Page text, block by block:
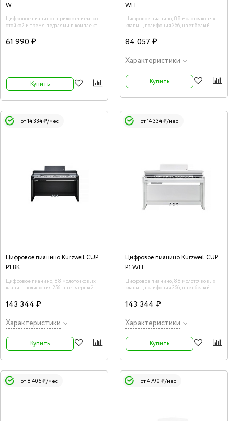
W
Цифровое пианино с приложением, со
стойкой и тремя педалями в комплекте.,
61 990 ₽
Купить
WH
Цифровое пианино, 88 молоточковых
клавиш, полифония 256, цвет белый
84 057 ₽
Характеристики
Купить
от 14 334 ₽/мес
Цифровое пианино Kurzweil CUP
P1 BK
Цифровое пианино, 88 молоточковых
клавиш, полифония 256, цвет чёрный
143 344 ₽
Характеристики
Купить
от 14 334 ₽/мес
Цифровое пианино Kurzweil CUP
P1 WH
Цифровое пианино, 88 молоточковых
клавиш, полифония 256, цвет белый
143 344 ₽
Характеристики
Купить
от 8 406 ₽/мес от 4 790 ₽/мес